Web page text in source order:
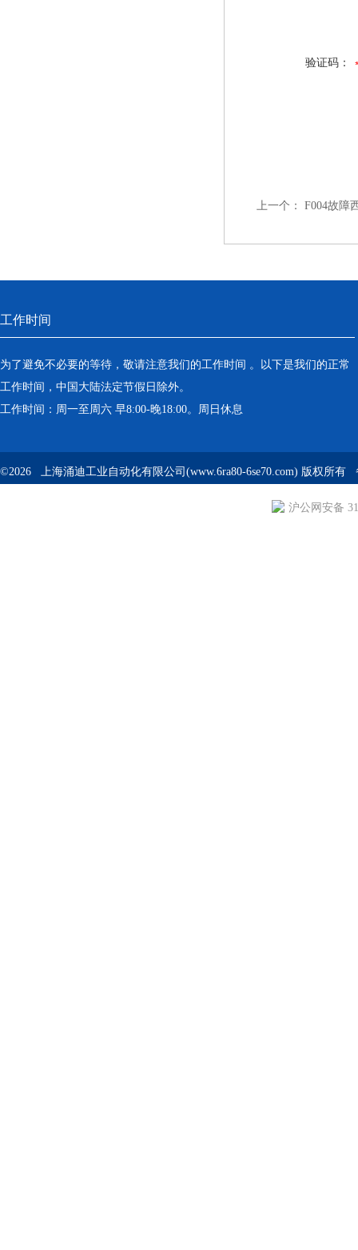
验证码：
上一个： F004故障
工作时间
为了避免不必要的等待，敬请注意我们的工作时间 。以下是我们的正常
工作时间，中国大陆法定节假日除外。
工作时间：周一至周六 早8:00-晚18:00。周日休息
©2026 上海涌迪工业自动化有限公司(www.6ra80-6se70.com) 版权所有
沪公网安备